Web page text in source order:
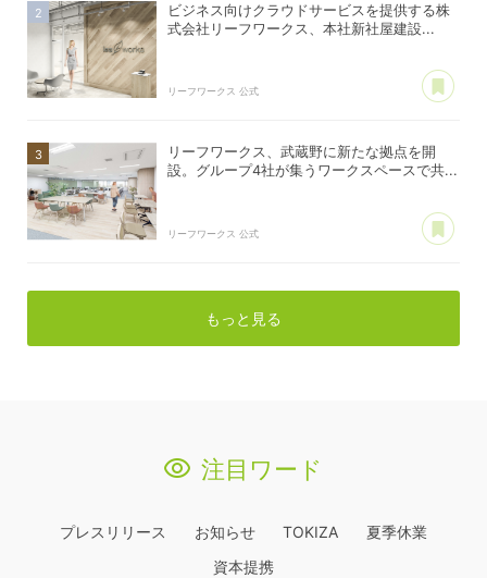
ビジネス向けクラウドサービスを提供する株
式会社リーフワークス、本社新社屋建設...
リーフワークス 公式
リーフワークス、武蔵野に新たな拠点を開
設。グループ4社が集うワークスペースで共...
リーフワークス 公式
もっと見る
注目ワード
プレスリリース お知らせ TOKIZA
夏季休業
資本提携